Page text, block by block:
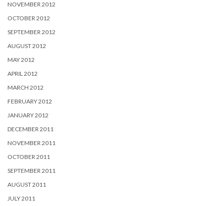
NOVEMBER 2012
OCTOBER 2012
SEPTEMBER 2012
AUGUST 2012
MAY 2012
APRIL 2012
MARCH 2012
FEBRUARY 2012
JANUARY 2012
DECEMBER 2011
NOVEMBER 2011
OCTOBER 2011
SEPTEMBER 2011
AUGUST 2011
JULY 2011